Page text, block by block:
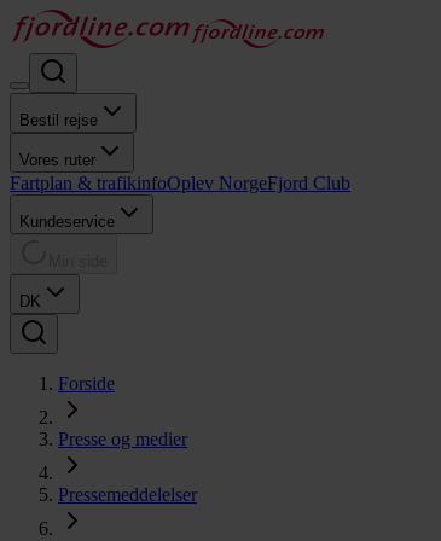
Bestil rejse
Vores ruter
Fartplan & trafikinfoOplev NorgeFjord Club
Kundeservice
DK
Forside
Presse og medier
Pressemeddelelser